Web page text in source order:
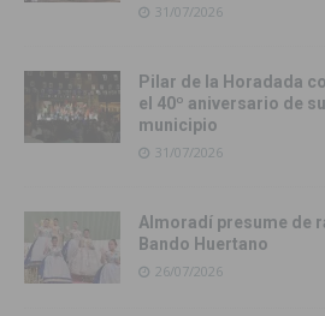
31/07/2026
Pilar de la Horadada
el 40º aniversario de
municipio
31/07/2026
Almoradí presume de
Bando Huertano
26/07/2026